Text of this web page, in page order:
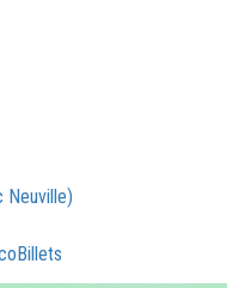
Neuville)